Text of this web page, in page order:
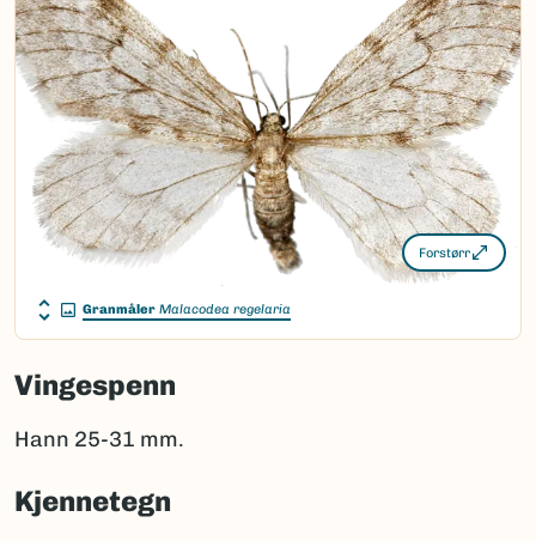
Forstørr
Granmåler Malacodea regelaria
Vingespenn
Hann 25-31 mm.
Kjennetegn